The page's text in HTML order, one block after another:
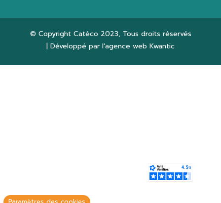
© Copyright Catéco 2023, Tous droits réservés
| Développé par l'agence web Kwantic